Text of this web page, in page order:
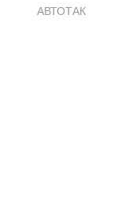
АВТОТАК